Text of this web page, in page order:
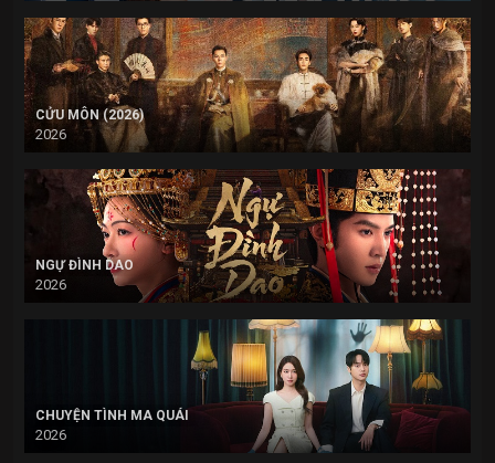
CỬU MÔN (2026)
2026
NGỰ ĐÌNH DAO
2026
CHUYỆN TÌNH MA QUÁI
2026